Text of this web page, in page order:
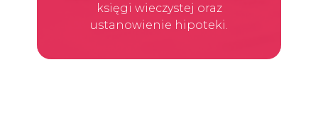
księgi wieczystej oraz
ustanowienie hipoteki.